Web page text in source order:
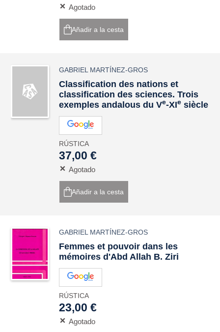
Agotado
Añadir a la cesta
GABRIEL MARTÍNEZ-GROS
Classification des nations et
classification des sciences. Trois
exemples andalous du Ve-XIe siècle
RÚSTICA
37,00 €
Agotado
Añadir a la cesta
GABRIEL MARTÍNEZ-GROS
Femmes et pouvoir dans les
mémoires d'Abd Allah B. Ziri
RÚSTICA
23,00 €
Agotado